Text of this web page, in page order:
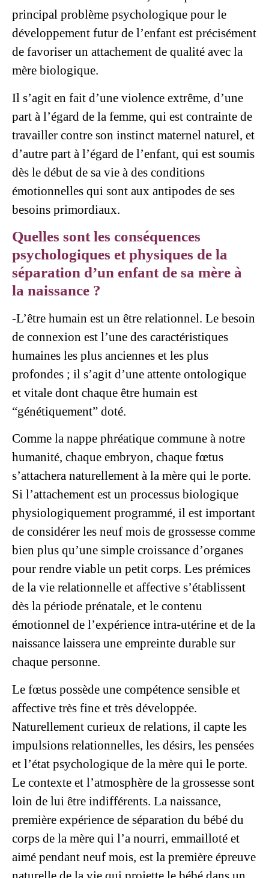
principal problème psychologique pour le
développement futur de l’enfant est précisément
de favoriser un attachement de qualité avec la
mère biologique.
Il s’agit en fait d’une violence extrême, d’une
part à l’égard de la femme, qui est contrainte de
travailler contre son instinct maternel naturel, et
d’autre part à l’égard de l’enfant, qui est soumis
dès le début de sa vie à des conditions
émotionnelles qui sont aux antipodes de ses
besoins primordiaux.
Quelles sont les conséquences
psychologiques et physiques de la
séparation d’un enfant de sa mère à
la naissance ?
-L’être humain est un être relationnel. Le besoin
de connexion est l’une des caractéristiques
humaines les plus anciennes et les plus
profondes ; il s’agit d’une attente ontologique
et vitale dont chaque être humain est
“génétiquement” doté.
Comme la nappe phréatique commune à notre
humanité, chaque embryon, chaque fœtus
s’attachera naturellement à la mère qui le porte.
Si l’attachement est un processus biologique
physiologiquement programmé, il est important
de considérer les neuf mois de grossesse comme
bien plus qu’une simple croissance d’organes
pour rendre viable un petit corps. Les prémices
de la vie relationnelle et affective s’établissent
dès la période prénatale, et le contenu
émotionnel de l’expérience intra-utérine et de la
naissance laissera une empreinte durable sur
chaque personne.
Le fœtus possède une compétence sensible et
affective très fine et très développée.
Naturellement curieux de relations, il capte les
impulsions relationnelles, les désirs, les pensées
et l’état psychologique de la mère qui le porte.
Le contexte et l’atmosphère de la grossesse sont
loin de lui être indifférents. La naissance,
première expérience de séparation du bébé du
corps de la mère qui l’a nourri, emmailloté et
aimé pendant neuf mois, est la première épreuve